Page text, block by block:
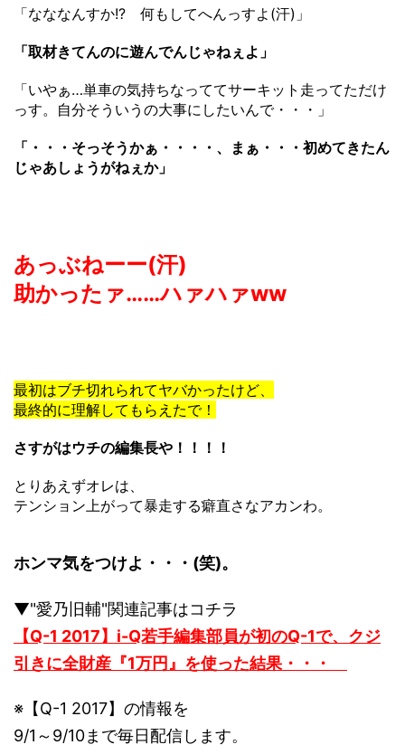
「なななんすか!? 何もしてへんっすよ(汗)」
「取材きてんのに遊んでんじゃねぇよ」
「いやぁ…単車の気持ちなっててサーキット走ってただけ
っす。自分そういうの大事にしたいんで・・・」
「・・・そっそうかぁ・・・・、まぁ・・・初めてきたん
じゃあしょうがねぇか」
あっぶねーー(汗)
助かったァ……ハァハァww
最初はブチ切れられてヤバかったけど、
最終的に理解してもらえたで！
さすがはウチの編集長や！！！！
とりあえずオレは、
テンション上がって暴走する癖直さなアカンわ。
ホンマ気をつけよ・・・(笑)。
▼"愛乃旧輔"関連記事はコチラ
【Q-1 2017】i-Q若手編集部員が初のQ-1で、クジ
引きに全財産『1万円』を使った結果・・・
※【Q-1 2017】の情報を
9/1～9/10まで毎日配信します。